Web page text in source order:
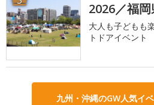
2026／福
大人も子どもも
トドアイベント
九州・沖縄のGW人気イ